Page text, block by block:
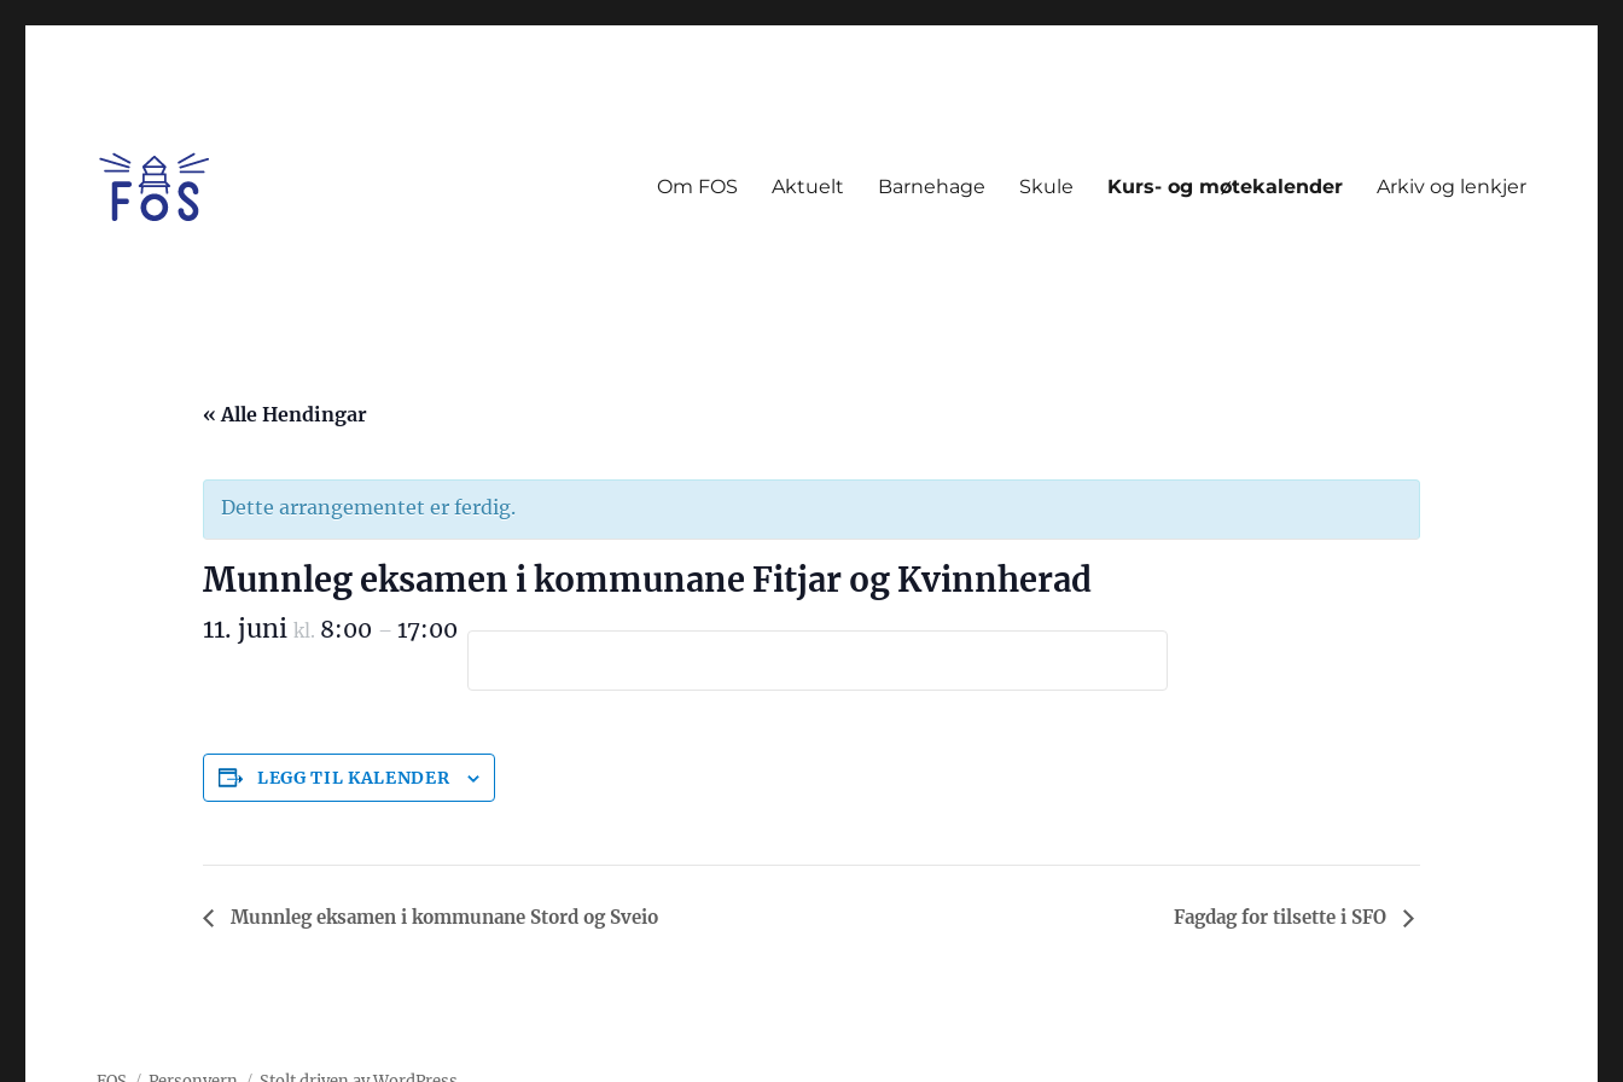
Om FOS Aktuelt Barnehage Skule Kurs- og møtekalender Arkiv og lenkjer
« Alle Hendingar
Dette arrangementet er ferdig.
Munnleg eksamen i kommunane Fitjar og Kvinnherad
11. juni kl. 8:00 – 17:00
LEGG TIL KALENDER
H
Munnleg eksamen i kommunane Stord og Sveio Fagdag for tilsette i SFO